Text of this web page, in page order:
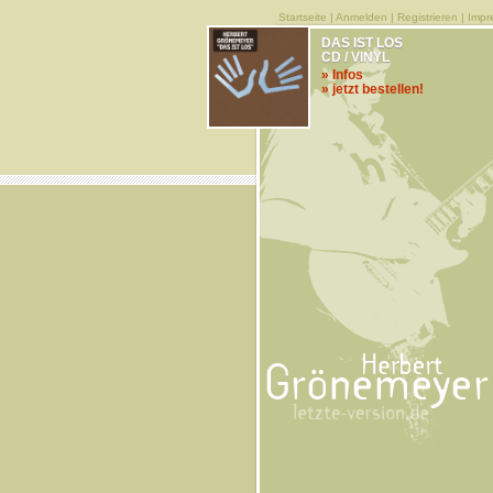
Startseite | Anmelden | Registrieren |
DAS IST LOS
CD / VINYL
» Infos
» jetzt bestellen!